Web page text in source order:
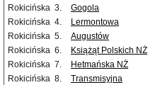
Rokicińska 3. Gogola
Rokicińska 4. Lermontowa
Rokicińska 5. Augustów
Rokicińska 6. Książąt Polskich NŻ
Rokicińska 7. Hetmańska NŻ
Rokicińska 8. Transmisyjna